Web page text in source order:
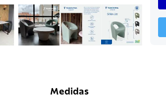
Medidas